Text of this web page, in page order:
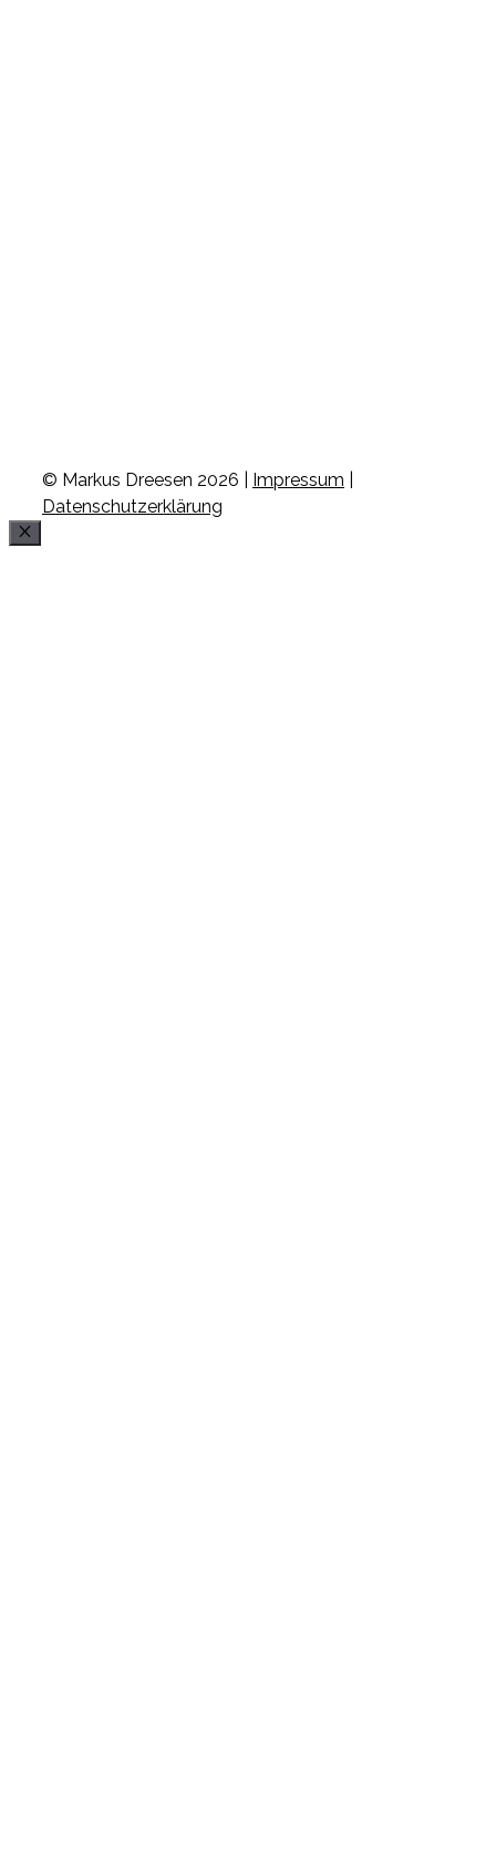
© Markus Dreesen 2026 | Impressum
Datenschutzerklärung
Schließen